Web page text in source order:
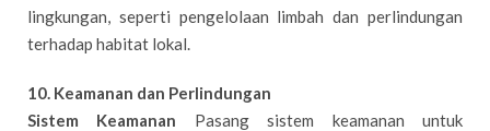
lingkungan, seperti pengelolaan limbah dan perlindungan
terhadap habitat lokal.
10. Keamanan dan Perlindungan
Sistem Keamanan Pasang sistem keamanan untuk